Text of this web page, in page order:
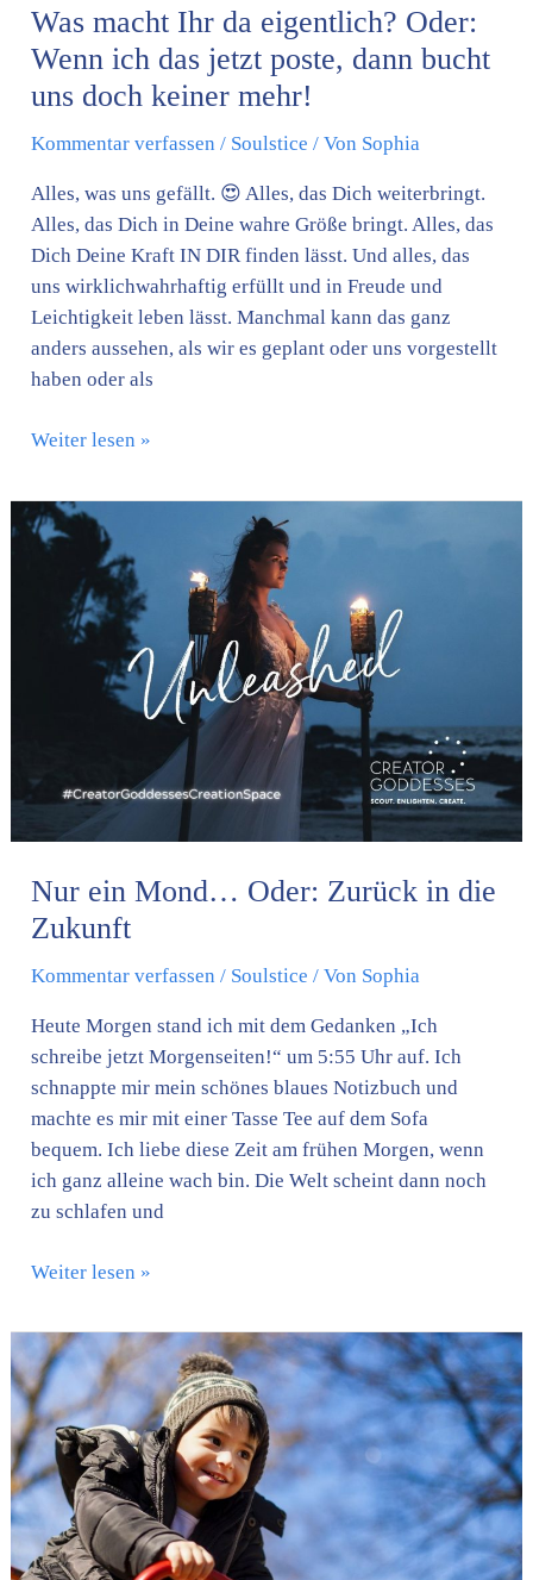
Was macht Ihr da eigentlich? Oder:
Wenn ich das jetzt poste, dann bucht
uns doch keiner mehr!
Kommentar verfassen / Soulstice / Von Sophia
Alles, was uns gefällt. 😍 Alles, das Dich weiterbringt.
Alles, das Dich in Deine wahre Größe bringt. Alles, das
Dich Deine Kraft IN DIR finden lässt. Und alles, das
uns wirklichwahrhaftig erfüllt und in Freude und
Leichtigkeit leben lässt. Manchmal kann das ganz
anders aussehen, als wir es geplant oder uns vorgestellt
haben oder als
bucht
uns
doch
keiner
mehr!
Weiter lesen »
Nur ein Mond… Oder: Zurück in die
Zukunft
Kommentar verfassen / Soulstice / Von Sophia
Heute Morgen stand ich mit dem Gedanken „Ich
schreibe jetzt Morgenseiten!“ um 5:55 Uhr auf. Ich
schnappte mir mein schönes blaues Notizbuch und
machte es mir mit einer Tasse Tee auf dem Sofa
bequem. Ich liebe diese Zeit am frühen Morgen, wenn
ich ganz alleine wach bin. Die Welt scheint dann noch
zu schlafen und
Nur
ein
Mond…
Oder:
Zurück
Weiter lesen »
Im
Universum
gibt
es
keinen
Stillstand